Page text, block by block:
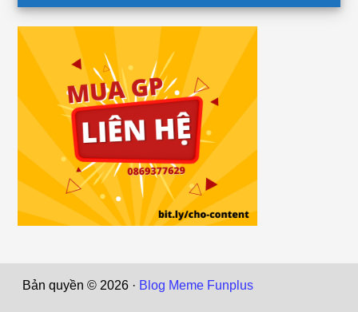
Bản quyền © 2026 · Blog Meme Funplus